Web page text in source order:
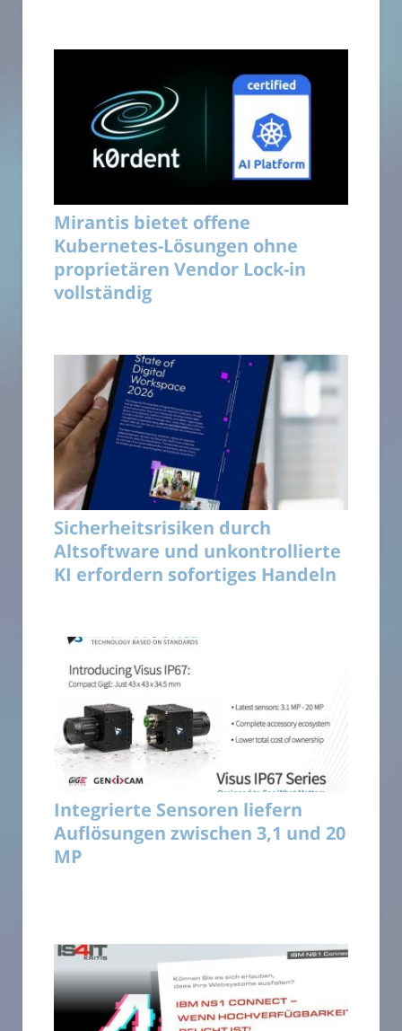
Mirantis bietet offene
Kubernetes-Lösungen ohne
proprietären Vendor Lock-in
vollständig
Sicherheitsrisiken durch
Altsoftware und unkontrollierte
KI erfordern sofortiges Handeln
Integrierte Sensoren liefern
Auflösungen zwischen 3,1 und 20
MP